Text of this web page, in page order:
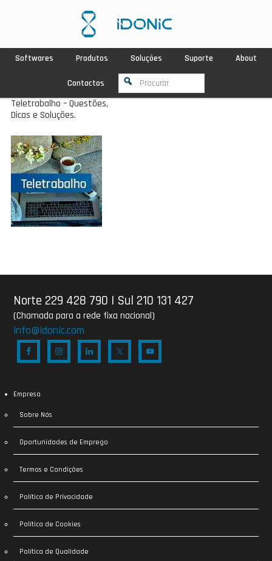
Softwares Produtos Soluções Suporte About
Contactos
Teletrabalho – Questões,
Dicas e Soluções.
Norte 229 428 790 | Sul 210 131 427
(Chamada para a rede fixa nacional)
info@idonic.com
Empresa
Sobre Nós
Oportunidades de Emprego
Termos e Condições
Política de Privacidade
Política de Cookies
Política de Qualidade